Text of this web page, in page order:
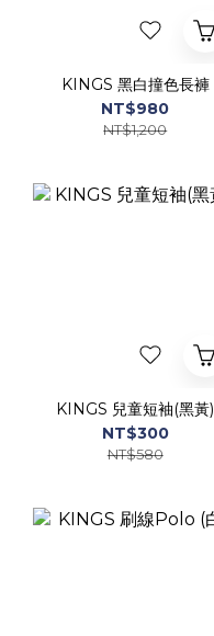
KINGS 黑白撞色長褲
NT$980
NT$1,200
KINGS 兒童短袖(黑黃)
NT$300
NT$580